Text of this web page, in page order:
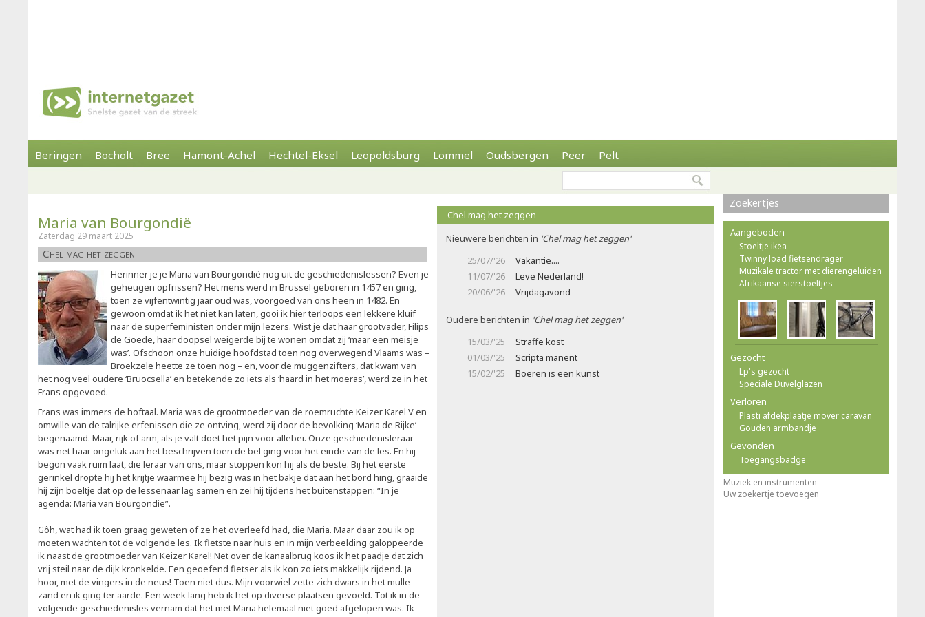
Beringen Bocholt Bree Hamont-Achel Hechtel-Eksel Leopoldsburg Lommel Oudsbergen Peer Pelt
Maria van Bourgondië
Zaterdag 29 maart 2025
Chel mag het zeggen
Herinner je je Maria van Bourgondië nog uit de geschiedenislessen? Even je
geheugen opfrissen? Het mens werd in Brussel geboren in 1457 en ging,
toen ze vijfentwintig jaar oud was, voorgoed van ons heen in 1482. En
gewoon omdat ik het niet kan laten, gooi ik hier terloops een lekkere kluif
naar de superfeministen onder mijn lezers. Wist je dat haar grootvader, Filips
de Goede, haar doopsel weigerde bij te wonen omdat zij ‘maar een meisje
was’. Ofschoon onze huidige hoofdstad toen nog overwegend Vlaams was –
Broekzele heette ze toen nog – en, voor de muggenzifters, dat kwam van
het nog veel oudere ‘Bruocsella’ en betekende zo iets als ‘haard in het moeras’, werd ze in het
Frans opgevoed.
Frans was immers de hoftaal. Maria was de grootmoeder van de roemruchte Keizer Karel V en
omwille van de talrijke erfenissen die ze ontving, werd zij door de bevolking ‘Maria de Rijke’
begenaamd. Maar, rijk of arm, als je valt doet het pijn voor allebei. Onze geschiedenisleraar
was net haar ongeluk aan het beschrijven toen de bel ging voor het einde van de les. En hij
begon vaak ruim laat, die leraar van ons, maar stoppen kon hij als de beste. Bij het eerste
gerinkel dropte hij het krijtje waarmee hij bezig was in het bakje dat aan het bord hing, graaide
hij zijn boeltje dat op de lessenaar lag samen en zei hij tijdens het buitenstappen: “In je
agenda: Maria van Bourgondië”.
Gôh, wat had ik toen graag geweten of ze het overleefd had, die Maria. Maar daar zou ik op
moeten wachten tot de volgende les. Ik fietste naar huis en in mijn verbeelding galoppeerde
ik naast de grootmoeder van Keizer Karel! Net over de kanaalbrug koos ik het paadje dat zich
vrij steil naar de dijk kronkelde. Een geoefend fietser als ik kon zo iets makkelijk rijdend. Ja
hoor, met de vingers in de neus! Toen niet dus. Mijn voorwiel zette zich dwars in het mulle
zand en ik ging ter aarde. Een week lang heb ik het op diverse plaatsen gevoeld. Tot ik in de
volgende geschiedenisles vernam dat het met Maria helemaal niet goed afgelopen was. Ik
Chel mag het zeggen
Nieuwere berichten in 'Chel mag het zeggen'
25/07/'26
Vakantie....
11/07/'26
Leve Nederland!
20/06/'26
Vrijdagavond
Oudere berichten in 'Chel mag het zeggen'
15/03/'25
Straffe kost
01/03/'25
Scripta manent
15/02/'25
Boeren is een kunst
Zoekertjes
Aangeboden
Stoeltje ikea
Twinny load fietsendrager
Muzikale tractor met dierengeluiden
Afrikaanse sierstoeltjes
Gezocht
Lp's gezocht
Speciale Duvelglazen
Verloren
Plasti afdekplaatje mover caravan
Gouden armbandje
Gevonden
Toegangsbadge
Muziek en instrumenten
Uw zoekertje toevoegen